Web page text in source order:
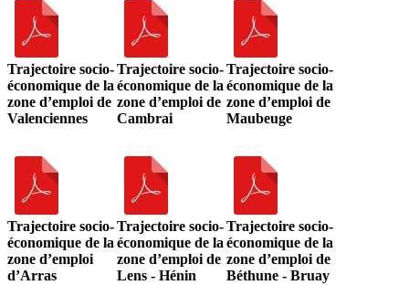
Trajectoire socio-
économique de la
zone d’emploi de
Valenciennes
Trajectoire socio-
économique de la
zone d’emploi de
Cambrai
Trajectoire socio-
économique de la
zone d’emploi de
Maubeuge
Trajectoire socio-
économique de la
zone d’emploi
d’Arras
Trajectoire socio-
économique de la
zone d’emploi de
Lens - Hénin
Trajectoire socio-
économique de la
zone d’emploi de
Béthune - Bruay